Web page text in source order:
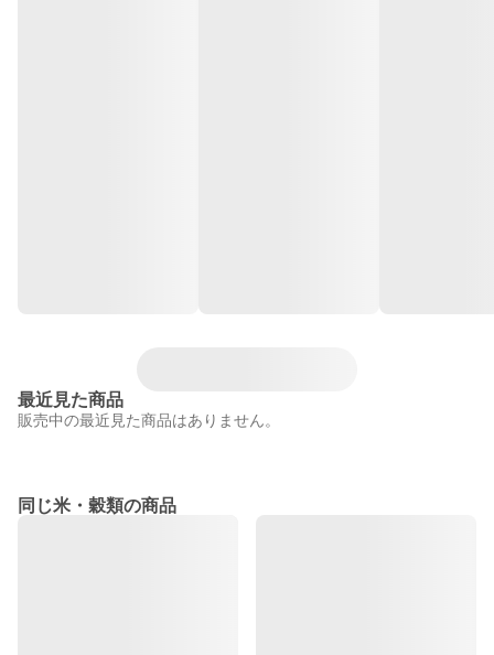
最近見た商品
販売中の最近見た商品はありません。
同じ米・穀類の商品